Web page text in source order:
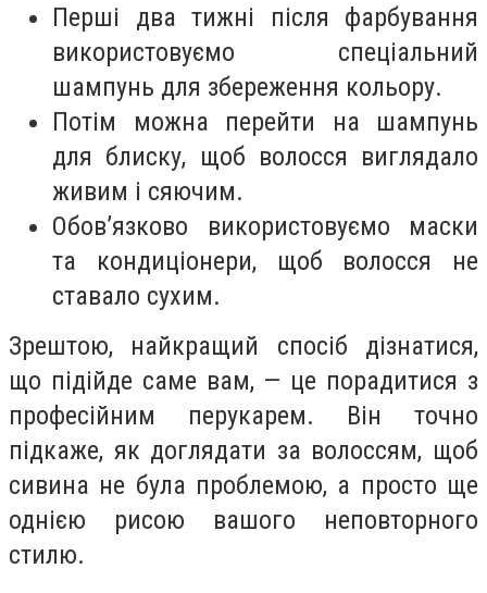
Перші два тижні після фарбування
використовуємо спеціальний
шампунь для збереження кольору.
Потім можна перейти на шампунь
для блиску, щоб волосся виглядало
живим і сяючим.
Обов’язково використовуємо маски
та кондиціонери, щоб волосся не
ставало сухим.
Зрештою, найкращий спосіб дізнатися,
що підійде саме вам, — це порадитися з
професійним перукарем. Він точно
підкаже, як доглядати за волоссям, щоб
сивина не була проблемою, а просто ще
однією рисою вашого неповторного
стилю.